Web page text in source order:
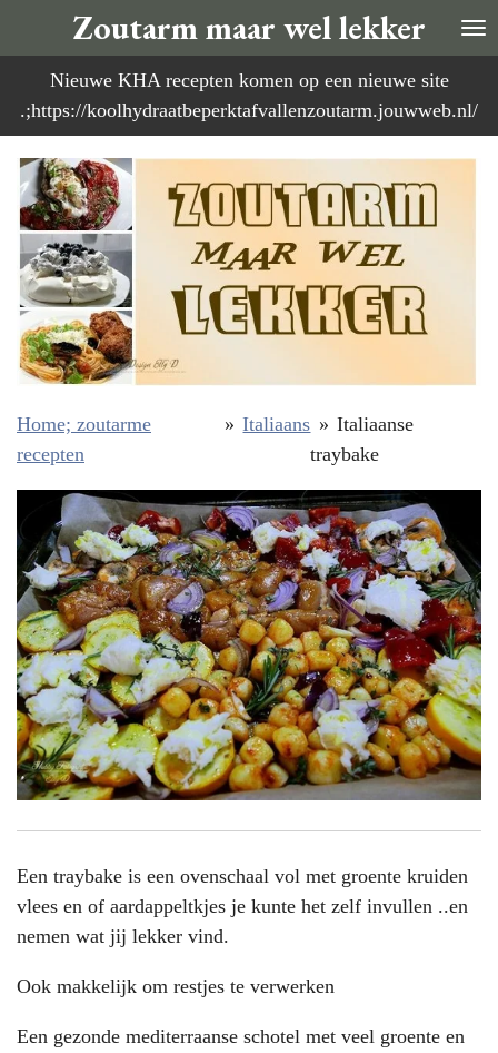
direct
naar
de
Zoutarm maar wel lekker
Nieuwe KHA recepten komen op een nieuwe site
.;https://koolhydraatbeperktafvallenzoutarm.jouwweb.nl/
Home; zoutarme
recepten
» Italiaans » Italiaanse
traybake
Een traybake is een ovenschaal vol met groente kruiden
vlees en of aardappeltkjes je kunte het zelf invullen ..en
nemen wat jij lekker vind.
Ook makkelijk om restjes te verwerken
Een gezonde mediterraanse schotel met veel groente en